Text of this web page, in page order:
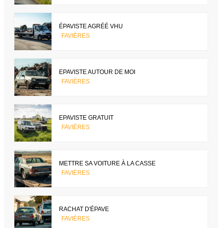
ÉPAVISTE AGRÉÉ VHU
FAVIÈRES
EPAVISTE AUTOUR DE MOI
FAVIÈRES
EPAVISTE GRATUIT
FAVIÈRES
METTRE SA VOITURE À LA CASSE
FAVIÈRES
RACHAT D'ÉPAVE
FAVIÈRES